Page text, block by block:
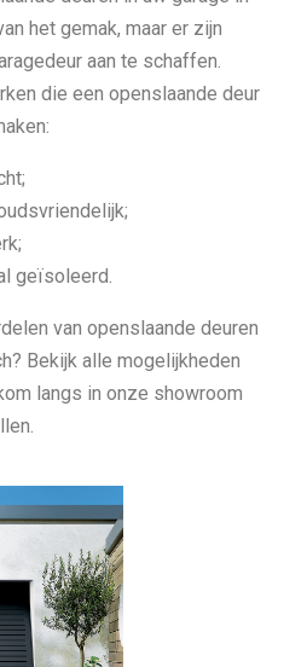
het gemak, maar er zijn
aan te schaffen.
die een openslaande deur
geïsoleerd.
van openslaande deuren
Bekijk alle mogelijkheden
langs in onze showroom